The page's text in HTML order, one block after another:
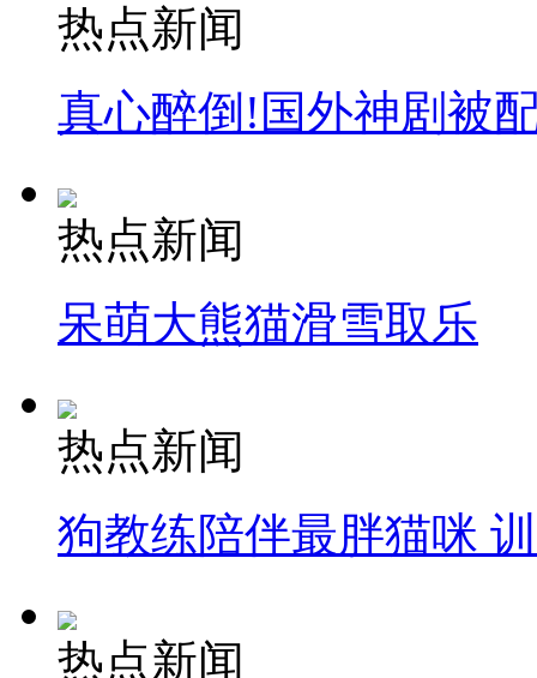
热点新闻
真心醉倒!国外神剧被
热点新闻
呆萌大熊猫滑雪取乐
热点新闻
狗教练陪伴最胖猫咪
热点新闻